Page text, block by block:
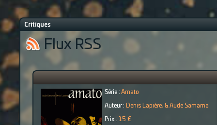
Critiques
Flux RSS
Série : Amato
Auteur : Denis Lapière, & Aude Samama
Prix : 15 €